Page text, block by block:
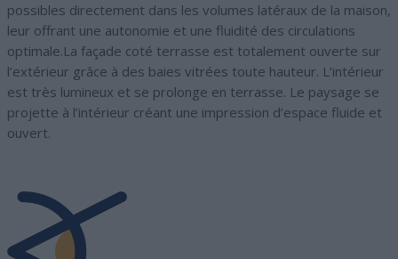
possibles directement dans les volumes latéraux de la maison,
leur offrant une autonomie et une fluidité des circulations
optimale.La façade coté terrasse est totalement ouverte sur
l’extérieur grâce à des baies vitrées toute hauteur. L’intérieur
est très lumineux et se prolonge en terrasse. Le paysage se
projette à l’intérieur créant une impression d’espace fluide et
ouvert.